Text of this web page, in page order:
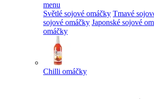
menu
Světlé sojové omáčky Tmavé
sojové omáčky Japonské sojové
omáčky
Chilli omáčky